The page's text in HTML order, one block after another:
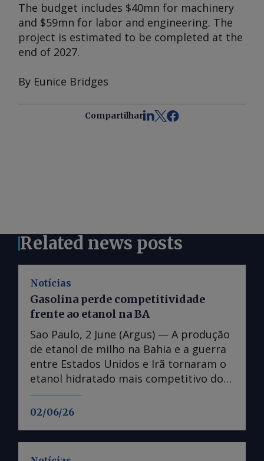
The budget includes $40mn for machinery
and $59mn for labor and engineering. The
project is estimated to be completed at the
end of 2027.
By Eunice Bridges
Compartilhar
Related news posts
Notícias
02/06/26
Gasolina perde competitividade
frente ao etanol na BA
Sao Paulo, 2 June (Argus) — A produção
de etanol de milho na Bahia e a guerra
entre Estados Unidos e Irã tornaram o
etanol hidratado mais competitivo do
que a gasolina no estado, fazendo
distribuidoras reavaliarem operações. A
caiu abaixo dos 70pc na segunda